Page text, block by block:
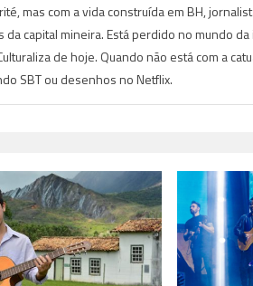
mas com a vida construída em BH,
da capital mineira. Está perdido no mundo
de hoje. Quando não está com a
SBT ou desenhos no Netflix.